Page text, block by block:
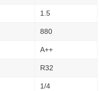
1.5
880
A++
R32
1/4